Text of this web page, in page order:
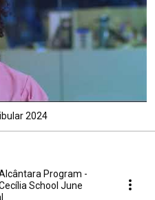
2024
Program -
School June